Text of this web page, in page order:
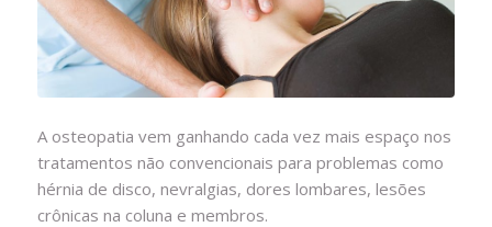
A osteopatia vem ganhando cada vez mais espaço nos
tratamentos não convencionais para problemas como
hérnia de disco, nevralgias, dores lombares, lesões
crônicas na coluna e membros.